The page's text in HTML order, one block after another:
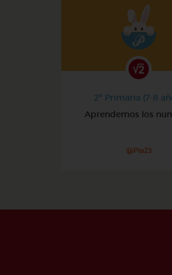
2º Primaria (7-8
Aprendemos los
@Pia23